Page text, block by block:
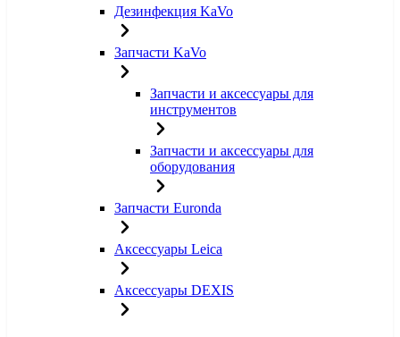
Дезинфекция KaVo
Запчасти KaVo
Запчасти и аксессуары для
инструментов
Запчасти и аксессуары для
оборудования
Запчасти Euronda
Аксессуары Leica
Аксессуары DEXIS